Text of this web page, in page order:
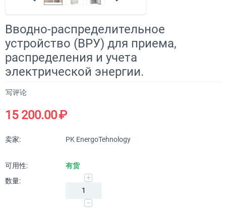
Вводно-распределительное
устройство (ВРУ) для приема,
распределения и учета
электрической энергии.
写评论
15 200.00₽
卖家: PK EnergoTehnology
可用性:
有货
数量:
+
−